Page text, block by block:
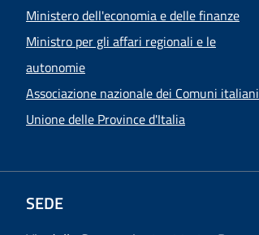
Ministero dell'economia e delle finanze
Ministro per gli affari regionali e le
autonomie
Associazione nazionale dei Comuni italiani
Unione delle Province d'Italia
SEDE